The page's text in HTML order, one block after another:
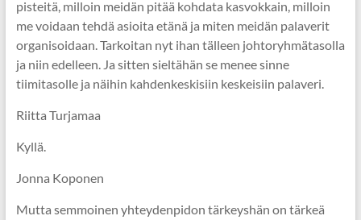
pisteitä, milloin meidän pitää kohdata kasvokkain, milloin
me voidaan tehdä asioita etänä ja miten meidän palaverit
organisoidaan. Tarkoitan nyt ihan tälleen johtoryhmätasolla
ja niin edelleen. Ja sitten sieltähän se menee sinne
tiimitasolle ja näihin kahdenkeskisiin keskeisiin palaveri.
Riitta Turjamaa
Kyllä.
Jonna Koponen
Mutta semmoinen yhteydenpidon tärkeyshän on tärkeä